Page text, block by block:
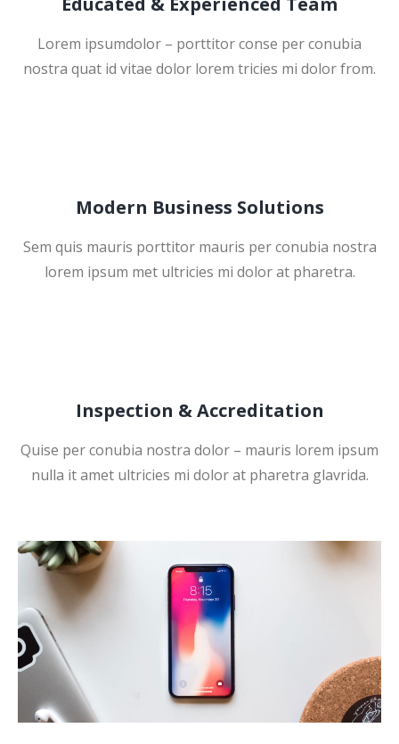
Lorem ipsumdolor – porttitor conse per conubia
nostra quat id vitae dolor lorem tricies mi dolor from.
Modern Business Solutions
Sem quis mauris porttitor mauris per conubia nostra
lorem ipsum met ultricies mi dolor at pharetra.
Inspection & Accreditation
Quise per conubia nostra dolor – mauris lorem ipsum
nulla it amet ultricies mi dolor at pharetra glavrida.